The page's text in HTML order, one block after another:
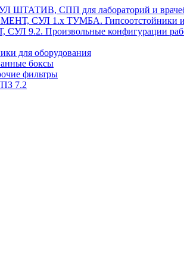
ШТАТИВ, СПП для лабораторий и
СУЛ 1.х ТУМБА. Гипсоотстойники и
9.2. Произвольные конфигурации
для оборудования
боксы
фильтры
7.2